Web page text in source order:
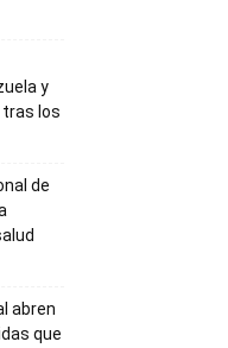
y
tras los
de
abren
que